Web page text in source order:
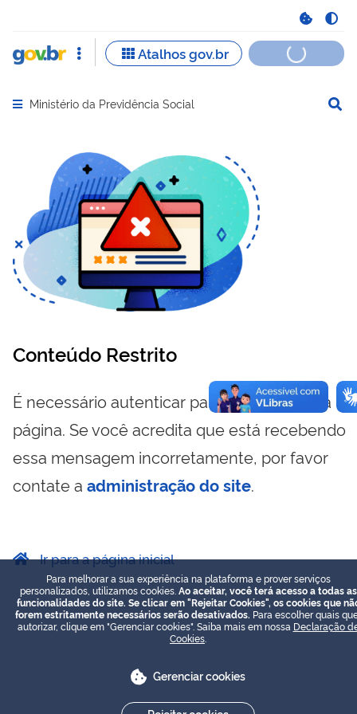
Abrir menu principal de navegação
Ministério da Previdência Social
Conteúdo Restrito
É necessário autenticar para visualizar essa
página. Se você acredita que está recebendo
essa mensagem incorretamente, por favor
contate a administração do site.
Ir para a página inicial
Para melhorar a sua experiência na plataforma e prover serviços
personalizados, utilizamos cookies. Ao aceitar, você terá acesso a todas as
funcionalidades do site. Se clicar em "Rejeitar Cookies", os cookies que
forem estritamente necessários serão desativados. Para escolher quais
autorizar, clique em "Gerenciar cookies". Saiba mais em nossa Declaração
Cookies
Gerenciar cookies